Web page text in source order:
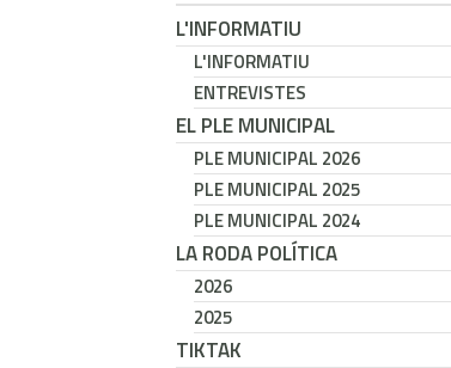
L'INFORMATIU
L'INFORMATIU
ENTREVISTES
EL PLE MUNICIPAL
PLE MUNICIPAL 2026
PLE MUNICIPAL 2025
PLE MUNICIPAL 2024
LA RODA POLÍTICA
2026
2025
TIKTAK